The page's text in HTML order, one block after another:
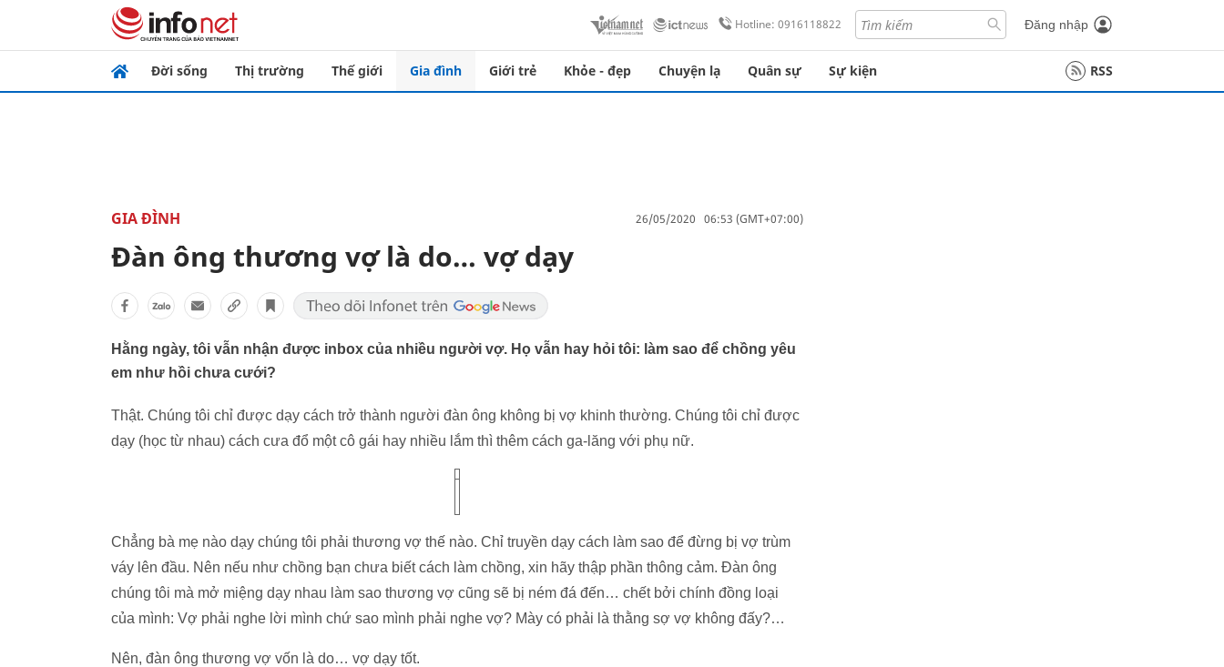
Hotline: 0916118822 Đăng nhập
Đời sống Thị trường Thế giới Gia đình Giới trẻ Khỏe - đẹp Chuyện lạ Quân sự Sự kiện RSS
GIA ĐÌNH 26/05/2020 06:53 (GMT+07:00)
Đàn ông thương vợ là do… vợ dạy
Hằng ngày, tôi vẫn nhận được inbox của nhiều người vợ. Họ vẫn hay hỏi tôi: làm sao để chồng yêu
em như hồi chưa cưới?
Thật. Chúng tôi chỉ được dạy cách trở thành người đàn ông không bị vợ khinh thường. Chúng tôi chỉ được
dạy (học từ nhau) cách cưa đổ một cô gái hay nhiều lắm thì thêm cách ga-lăng với phụ nữ.
Chẳng bà mẹ nào dạy chúng tôi phải thương vợ thế nào. Chỉ truyền dạy cách làm sao để đừng bị vợ trùm
váy lên đầu. Nên nếu như chồng bạn chưa biết cách làm chồng, xin hãy thập phần thông cảm. Đàn ông
chúng tôi mà mở miệng dạy nhau làm sao thương vợ cũng sẽ bị ném đá đến… chết bởi chính đồng loại
của mình: Vợ phải nghe lời mình chứ sao mình phải nghe vợ? Mày có phải là thằng sợ vợ không đấy?…
Nên, đàn ông thương vợ vốn là do… vợ dạy tốt.